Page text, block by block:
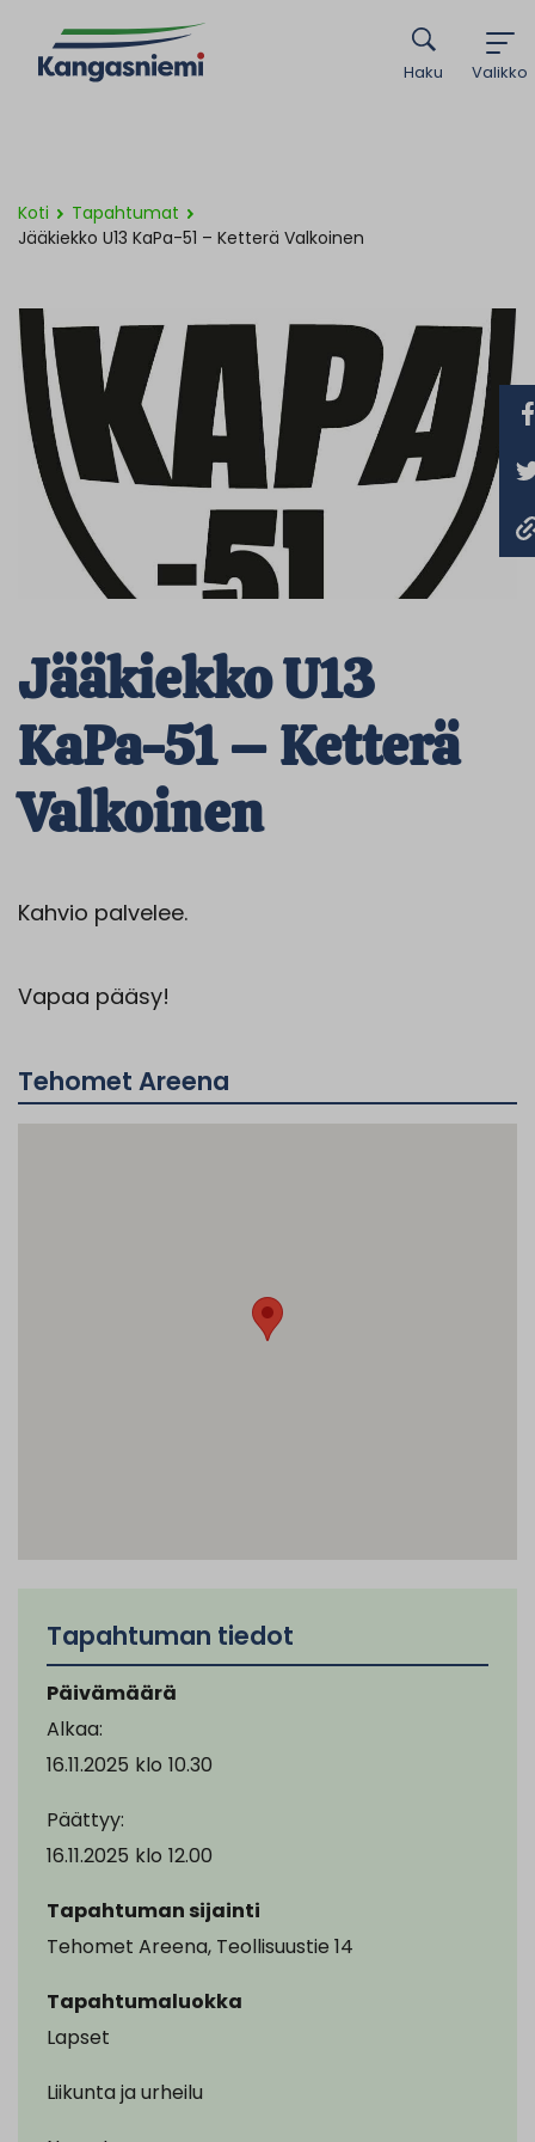
Valikko
Haku
Koti
Tapahtumat
Jääkiekko U13 KaPa-51 – Ketterä Valkoinen
Jääkiekko U13
KaPa-51 – Ketterä
Valkoinen
Kahvio palvelee.
Vapaa pääsy!
Tehomet Areena
Tapahtuman tiedot
Päivämäärä
Alkaa:
16.11.2025 klo 10.30
Päättyy:
16.11.2025 klo 12.00
Tapahtuman sijainti
Tehomet Areena, Teollisuustie 14
Tapahtumaluokka
Lapset
Liikunta ja urheilu